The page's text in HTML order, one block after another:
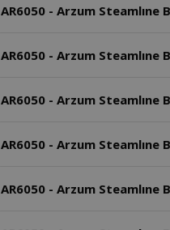
AR6050 - Arzum Steamlıne
AR6050 - Arzum Steamlıne
AR6050 - Arzum Steamlıne
AR6050 - Arzum Steamlıne
AR6050 - Arzum Steamlıne